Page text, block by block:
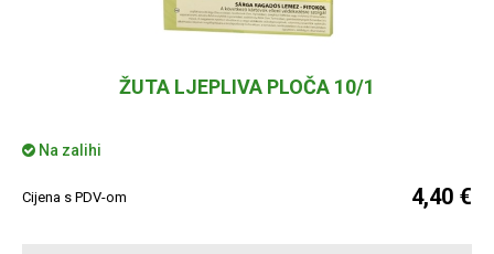
ŽUTA LJEPLIVA PLOČA 10/1
Na zalihi
Cijena s PDV-om 4,40 €